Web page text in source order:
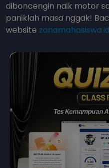
diboncengin naik motor
paniklah masa nggak!
website zonamahasiswa.id